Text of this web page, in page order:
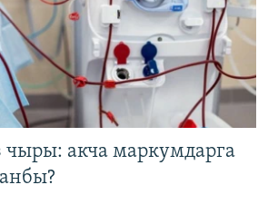
чыры: акча маркумдарга